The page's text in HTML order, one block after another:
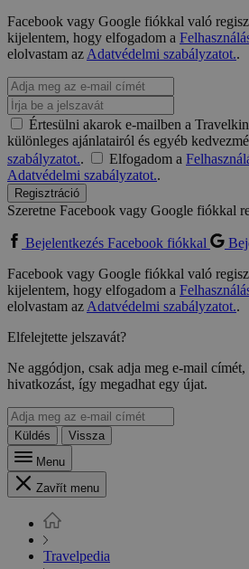
Facebook vagy Google fiókkal való
kijelentem, hogy elfogadom a
elolvastam azAdatvédelmi szabályzatot..
Értesülni akarok e-mailben a
különleges ajánlatairól és egyéb
szabályzatot.. Elfogadom a
Adatvédelmi szabályzatot..
Regisztráció
Szeretne Facebook vagy Google fiókkal
Bejelentkezés Facebook fiókkal
Facebook vagy Google fiókkal való
kijelentem, hogy elfogadom a
elolvastam azAdatvédelmi szabályzatot..
Elfelejtette jelszavát?
Ne aggódjon, csak adja meg e-mail
hivatkozást, így megadhat egy újat.
Küldés
Vissza
Menu
Zavřít menu
Travelpedia